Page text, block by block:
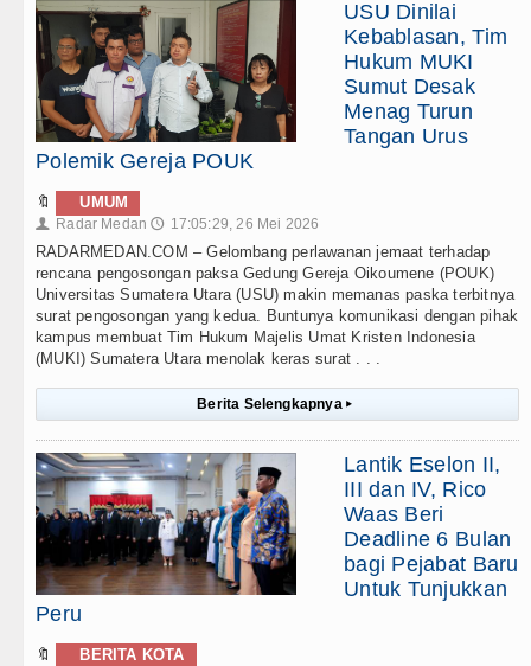
USU Dinilai
Kebablasan, Tim
Hukum MUKI
Sumut Desak
Menag Turun
Tangan Urus
Polemik Gereja POUK
🔖 UMUM
👤 Radar Medan 🕔 17:05:29, 26 Mei 2026
RADARMEDAN.COM – Gelombang perlawanan jemaat terhadap
rencana pengosongan paksa Gedung Gereja Oikoumene (POUK)
Universitas Sumatera Utara (USU) makin memanas paska terbitnya
surat pengosongan yang kedua. Buntunya komunikasi dengan pihak
kampus membuat Tim Hukum Majelis Umat Kristen Indonesia
(MUKI) Sumatera Utara menolak keras surat . . .
Berita Selengkapnya ▸
Lantik Eselon II,
III dan IV, Rico
Waas Beri
Deadline 6 Bulan
bagi Pejabat Baru
Untuk Tunjukkan
Peru
🔖 BERITA KOTA